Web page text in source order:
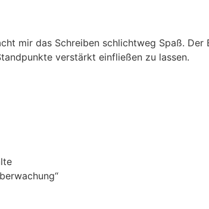
mir das Schreiben schlichtweg Spaß.
verstärkt einfließen zu lassen.